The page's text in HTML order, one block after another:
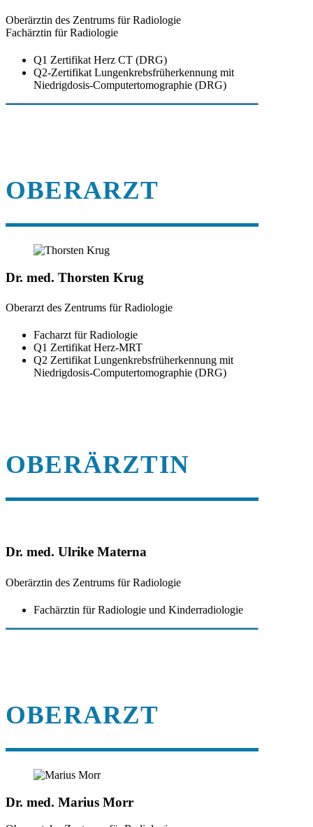
Oberärztin des Zentrums für Radiologie
Fachärztin für Radiologie
Q1 Zertifikat Herz CT (DRG)
Q2-Zertifikat Lungenkrebsfrüherkennung mit
Niedrigdosis-Computertomographie (DRG)
OBERARZT
Dr. med. Thorsten Krug
Oberarzt des Zentrums für Radiologie
Facharzt für Radiologie
Q1 Zertifikat Herz-MRT
Q2 Zertifikat Lungenkrebsfrüherkennung mit
Niedrigdosis-Computertomographie (DRG)
OBERÄRZTIN
Dr. med. Ulrike Materna
Oberärztin des Zentrums für Radiologie
Fachärztin für Radiologie und Kinderradiologie
OBERARZT
Dr. med. Marius Morr